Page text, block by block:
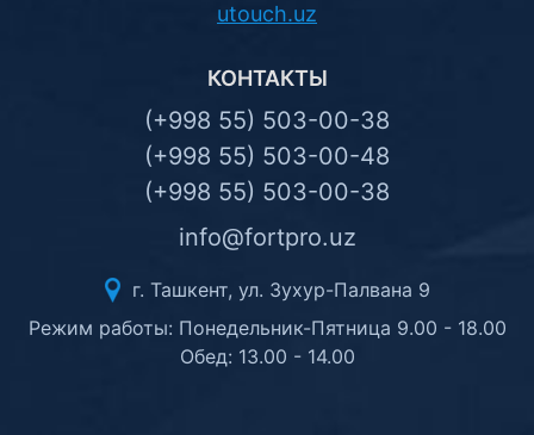
utouch.uz
КОНТАКТЫ
(+998 55) 503-00-38
(+998 55) 503-00-48
(+998 55) 503-00-38
info@fortpro.uz
г. Ташкент, ул. Зухур-Палвана 9
Режим работы: Понедельник-Пятница 9.00 - 18.00
Обед: 13.00 - 14.00